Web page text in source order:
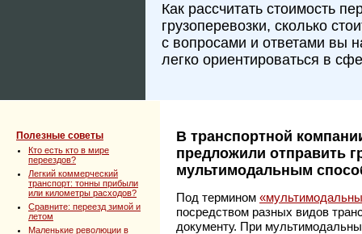
Как рассчитать стоимость
грузоперевозки, сколько
с вопросами и ответами вы
легко ориентироваться в
Полезные советы
Кто есть кто в мире
переездов?
Легкий коммерческий
транспорт: тонны прибыли
или километры расходов?
Сравните: переезд зимой и
летом
Маленькие революции в
В транспортной
предложили отправить
мультимодальным
Под термином
посредством разных видов
документу. При